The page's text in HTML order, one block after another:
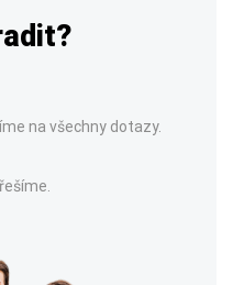
na všechny dotazy.